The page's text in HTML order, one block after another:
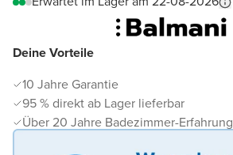
Deine Vorteile
10 Jahre Garantie
95 % direkt ab Lager lieferbar
Über 20 Jahre Badezimmer-Erfahrung